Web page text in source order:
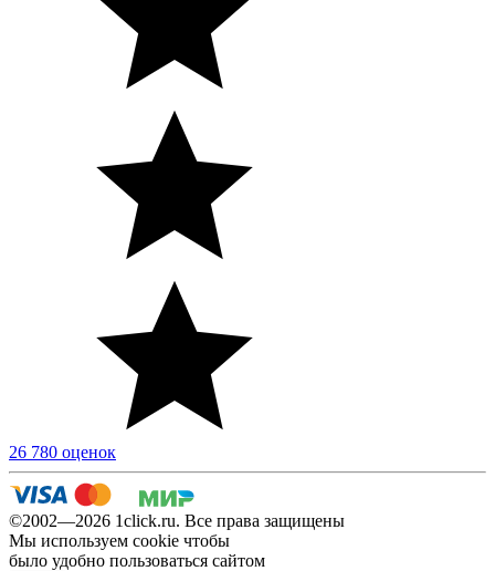
26 780 оценок
©2002—2026 1сlick.ru. Все права защищены
Мы используем cookie чтобы
было удобно пользоваться сайтом